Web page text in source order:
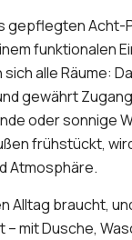
gepflegten Acht-
funktionalen
alle Räume:
gewährt
oder sonnige
frühstückt,
Atmosphäre.
Alltag braucht,
mit Dusche,